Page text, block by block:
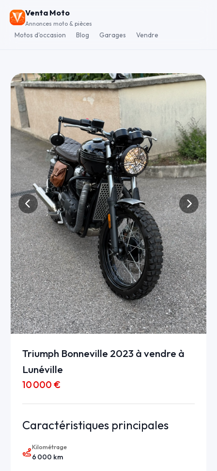
Venta Moto
Annonces moto & pièces
Motos d'occasion Blog Garages Vendre
Triumph Bonneville 2023 à vendre à
Lunéville
10 000 €
Caractéristiques principales
Kilométrage
6 000 km